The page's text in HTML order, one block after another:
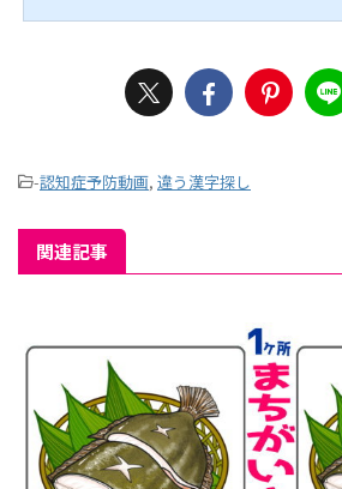
-認知症予防動画, 違う漢字探し
関連記事